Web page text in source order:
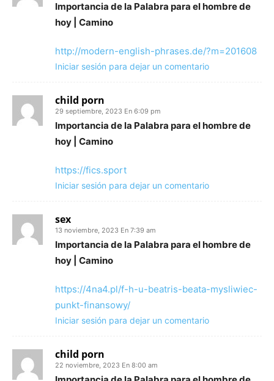
Importancia de la Palabra para el hombre de
hoy | Camino
http://modern-english-phrases.de/?m=201608
Iniciar sesión para dejar un comentario
child porn
29 septiembre, 2023 En 6:09 pm
Importancia de la Palabra para el hombre de
hoy | Camino
https://fics.sport
Iniciar sesión para dejar un comentario
sex
13 noviembre, 2023 En 7:39 am
Importancia de la Palabra para el hombre de
hoy | Camino
https://4na4.pl/f-h-u-beatris-beata-mysliwiec-
punkt-finansowy/
Iniciar sesión para dejar un comentario
child porn
22 noviembre, 2023 En 8:00 am